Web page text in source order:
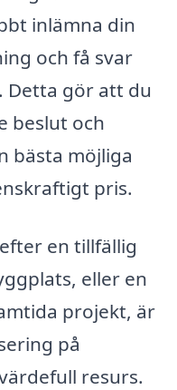
inlämna din
och få svar
Detta gör att du
beslut och
bästa möjliga
pris.
en tillfällig
eller en
projekt, är
på
resurs.